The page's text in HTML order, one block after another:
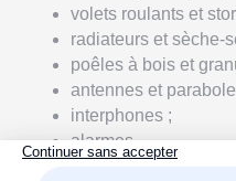
volets roulants et
radiateurs et sèche-
poêles à bois et
antennes et
interphones ;
alarmes...
Après cette première